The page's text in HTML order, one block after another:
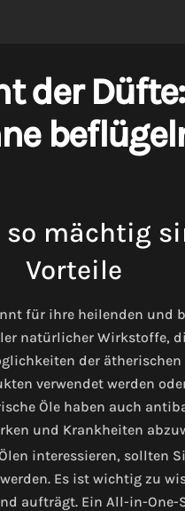
der
so mächtig
Vorteile
für ihre heilenden und
natürlicher Wirkstoffe,
der
verwendet werden
Öle haben auch
und Krankheiten
interessieren, sollten
Es ist wichtig zu
aufträgt. Ein All-in-